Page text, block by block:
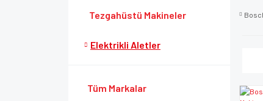
Tezgahüstü Makineler
Elektrikli Aletler
Tüm Markalar